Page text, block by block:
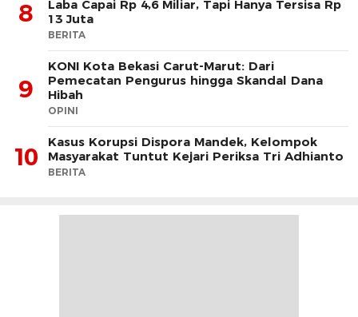
8
Laba Capai Rp 4,6 Miliar, Tapi Hanya Tersisa Rp
13 Juta
BERITA
9
KONI Kota Bekasi Carut-Marut: Dari
Pemecatan Pengurus hingga Skandal Dana
Hibah
OPINI
10
Kasus Korupsi Dispora Mandek, Kelompok
Masyarakat Tuntut Kejari Periksa Tri Adhianto
BERITA